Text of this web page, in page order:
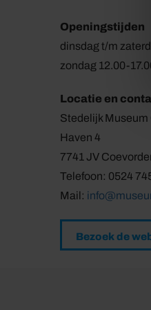
Openingstijden
dinsdag t/m
zondag 12.00-
Locatie en
Stedelijk Museum
Haven 4
7741 JV
Telefoon: 0524
Mail:
Bezoek de